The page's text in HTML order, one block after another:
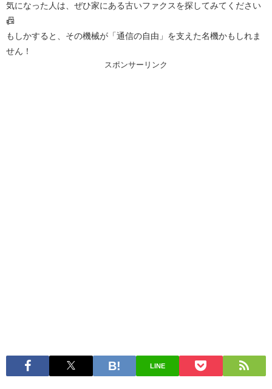
気になった人は、ぜひ家にある古いファクスを探してみてください
📠
もしかすると、その機械が「通信の自由」を支えた名機かもしれま
せん！
スポンサーリンク
LINE